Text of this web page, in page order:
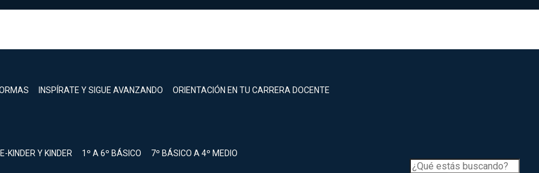
INSPÍRATE Y SIGUE AVANZANDO ORIENTACIÓN EN TU CARRERA DOCENTE
KINDER Y KINDER 1º A 6º BÁSICO 7º BÁSICO A 4º MEDIO